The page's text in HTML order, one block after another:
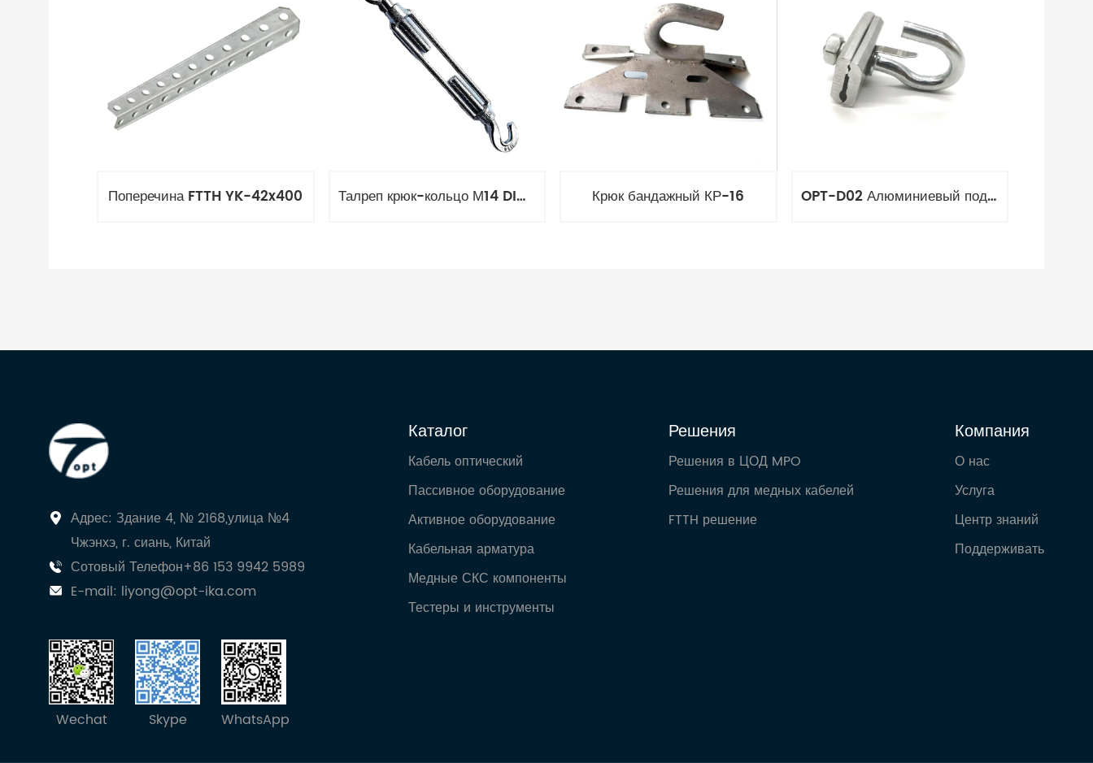
Поперечина FTTH YK-42x400 Талреп крюк-кольцо М14 DIN1480 Крюк бандажный КР-16 OPT-D02 Алюминиевый подвесной зажим для пролета
Адрес: Здание 4, № 2168,улица №4
Чжэнхэ, г. сиань, Китай
Сотовый Телефон+86 153 9942 5989
E-mail: liyong@opt-ika.com
Wechat Skype WhatsApp
Каталог
Кабель оптический
Пассивное оборудование
Активное оборудование
Кабельная арматура
Медные СКС компоненты
Тестеры и инструменты
Решения
Решения в ЦОД MPO
Решения для медных кабелей
FTTH решение
Компания
О нас
Услуга
Центр знаний
Поддерживать